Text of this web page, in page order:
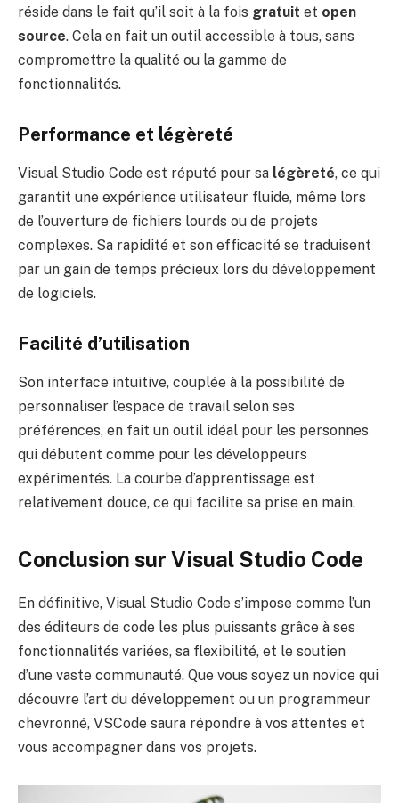
réside dans le fait qu’il soit à la fois gratuit et open
source. Cela en fait un outil accessible à tous, sans
compromettre la qualité ou la gamme de
fonctionnalités.
Performance et légèreté
Visual Studio Code est réputé pour sa légèreté, ce qui
garantit une expérience utilisateur fluide, même lors
de l’ouverture de fichiers lourds ou de projets
complexes. Sa rapidité et son efficacité se traduisent
par un gain de temps précieux lors du développement
de logiciels.
Facilité d’utilisation
Son interface intuitive, couplée à la possibilité de
personnaliser l’espace de travail selon ses
préférences, en fait un outil idéal pour les personnes
qui débutent comme pour les développeurs
expérimentés. La courbe d’apprentissage est
relativement douce, ce qui facilite sa prise en main.
Conclusion sur Visual Studio Code
En définitive, Visual Studio Code s’impose comme l’un
des éditeurs de code les plus puissants grâce à ses
fonctionnalités variées, sa flexibilité, et le soutien
d’une vaste communauté. Que vous soyez un novice qui
découvre l’art du développement ou un programmeur
chevronné, VSCode saura répondre à vos attentes et
vous accompagner dans vos projets.